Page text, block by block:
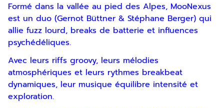
Formé dans la vallée au pied des Alpes, MooNexus
est un duo (Gernot Büttner & Stéphane Berger) qui
allie fuzz lourd, breaks de batterie et influences
psychédéliques.
Avec leurs riffs groovy, leurs mélodies
atmosphériques et leurs rythmes breakbeat
dynamiques, leur musique équilibre intensité et
exploration.